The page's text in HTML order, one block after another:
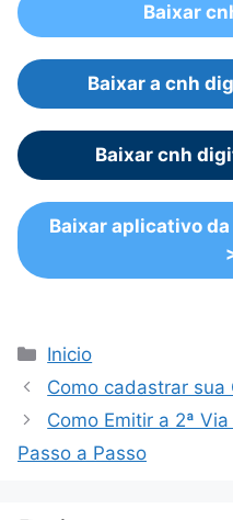
Baixar
Baixar a cnh
Baixar cnh
Baixar aplicativo
Categorias
Inicio
Como cadastrar sua
Como Emitir a 2ª
Passo a Passo